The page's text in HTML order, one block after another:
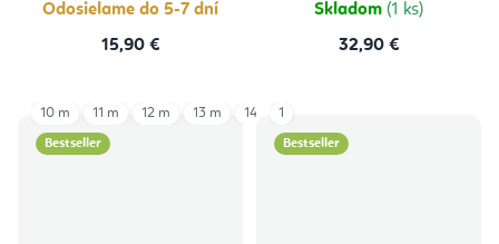
Odosielame do 5-7 dní
15,90 €
Skladom (1 ks)
32,90 €
Bestseller
10 m 11 m 12 m 13 m 14 m
Bestseller
1